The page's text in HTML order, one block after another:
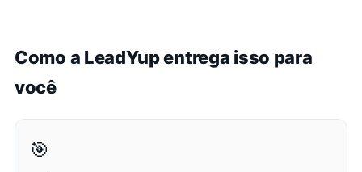
Como a LeadYup entrega isso para
você
🎯